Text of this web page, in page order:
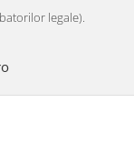
legale).